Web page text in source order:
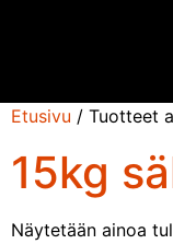
Etusivu / Tuotteet
15kg
Näytetään ainoa